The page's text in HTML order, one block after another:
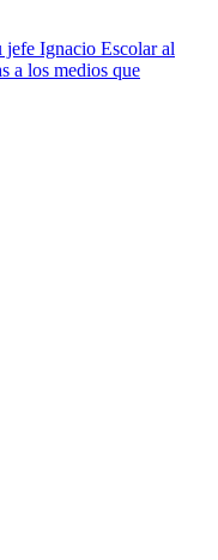
jefe Ignacio Escolar al
a los medios que